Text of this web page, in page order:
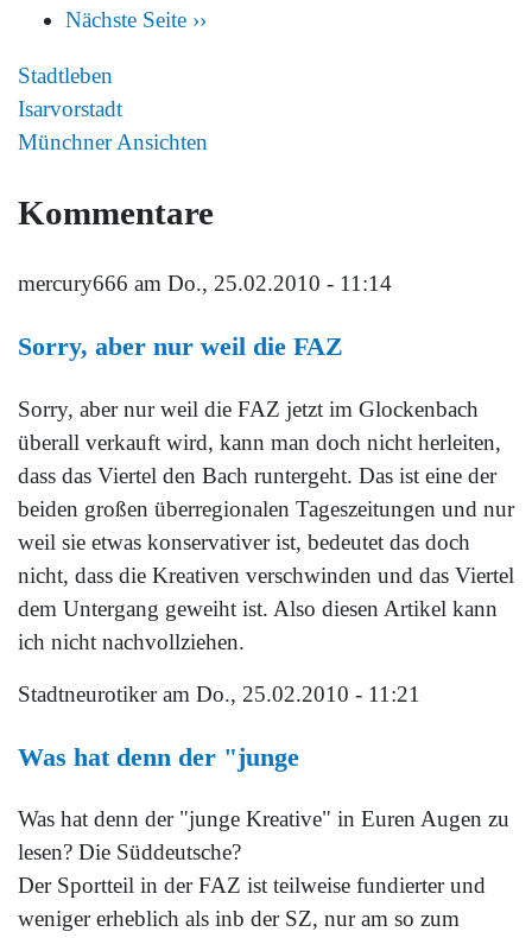
Nächste Seite ››
Stadtleben
Isarvorstadt
Münchner Ansichten
Kommentare
mercury666 am Do., 25.02.2010 - 11:14
Sorry, aber nur weil die FAZ
Sorry, aber nur weil die FAZ jetzt im Glockenbach
überall verkauft wird, kann man doch nicht herleiten,
dass das Viertel den Bach runtergeht. Das ist eine der
beiden großen überregionalen Tageszeitungen und nur
weil sie etwas konservativer ist, bedeutet das doch
nicht, dass die Kreativen verschwinden und das Viertel
dem Untergang geweiht ist. Also diesen Artikel kann
ich nicht nachvollziehen.
Stadtneurotikeram Do., 25.02.2010 - 11:21
Was hat denn der "junge
Was hat denn der "junge Kreative" in Euren Augen zu
lesen? Die Süddeutsche?
Der Sportteil in der FAZ ist teilweise fundierter und
weniger erheblich als inb der SZ, nur am so zum